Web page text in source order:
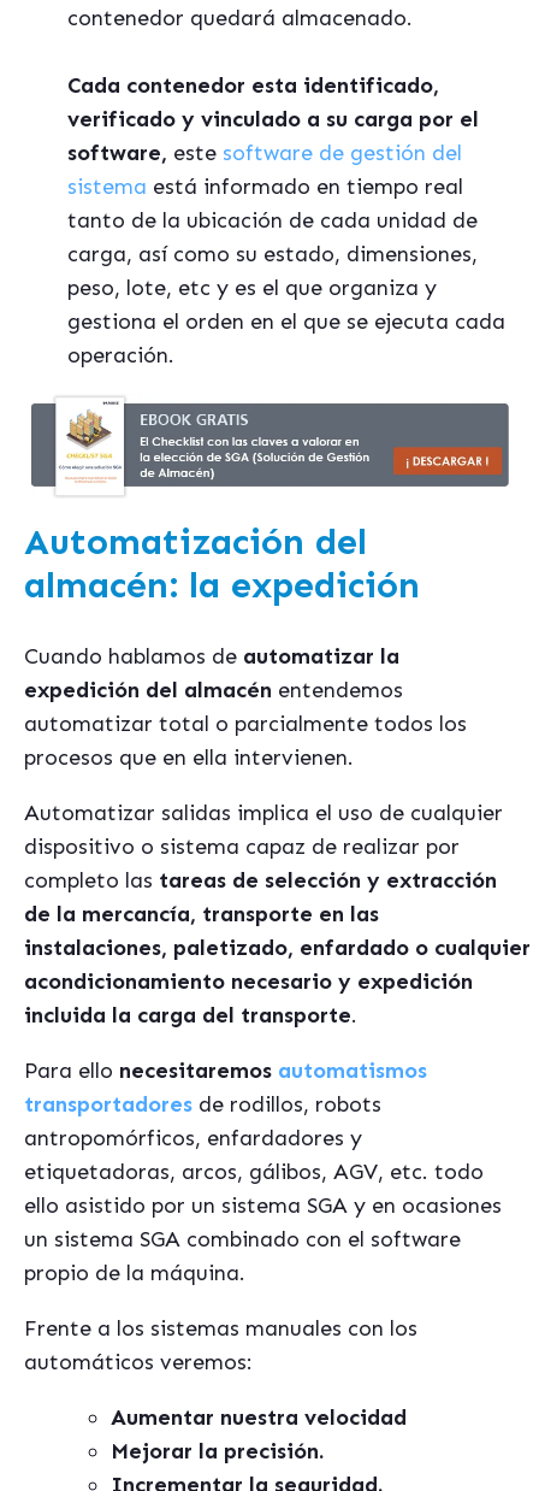
contenedor quedará almacenado.
Cada contenedor esta identificado,
verificado y vinculado a su carga por el
software, este software de gestión del
sistema está informado en tiempo real
tanto de la ubicación de cada unidad de
carga, así como su estado, dimensiones,
peso, lote, etc y es el que organiza y
gestiona el orden en el que se ejecuta cada
operación.
Automatización del
almacén: la expedición
Cuando hablamos de automatizar la
expedición del almacén entendemos
automatizar total o parcialmente todos los
procesos que en ella intervienen.
Automatizar salidas implica el uso de cualquier
dispositivo o sistema capaz de realizar por
completo las tareas de selección y extracción
de la mercancía, transporte en las
instalaciones, paletizado, enfardado o cualquier
acondicionamiento necesario y expedición
incluida la carga del transporte.
Para ello necesitaremos automatismos
transportadores de rodillos, robots
antropomórficos, enfardadores y
etiquetadoras, arcos, gálibos, AGV, etc. todo
ello asistido por un sistema SGA y en ocasiones
un sistema SGA combinado con el software
propio de la máquina.
Frente a los sistemas manuales con los
automáticos veremos:
Aumentar nuestra velocidad
Mejorar la precisión.
Incrementar la seguridad.